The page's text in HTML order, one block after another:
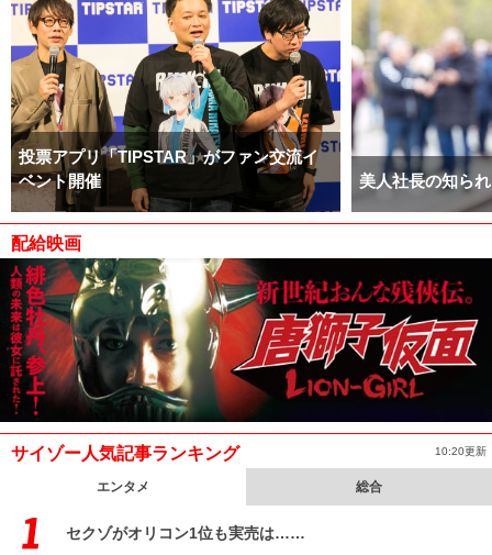
投票アプリ「TIPSTAR」がファン交流イ
ベント開催
美人社長の知ら
配給映画
サイゾー人気記事ランキング 10:20更新
エンタメ 総合
セクゾがオリコン1位も実売は……